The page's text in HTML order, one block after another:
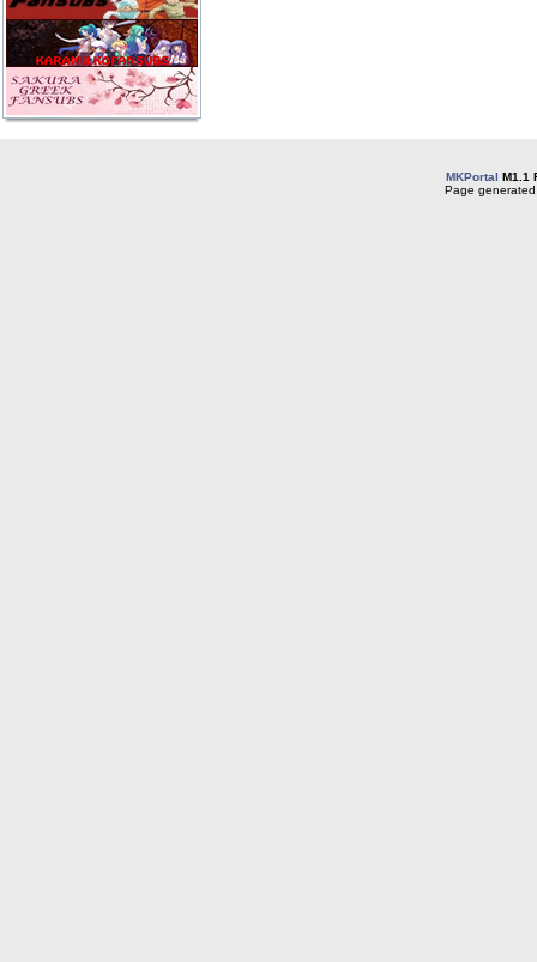
MKPortal M1.1
Page